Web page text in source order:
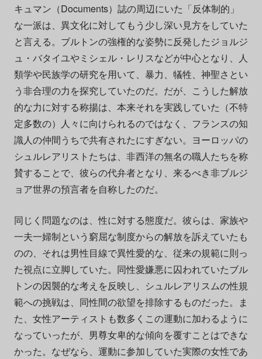
キュマン（Documents）誌の周辺にいた「反体制的」
な一派は、異文化に対してもう少し深い見方をしていた
と言える。ブルトンの強権的な姿勢に反発したジョルジ
ュ・バタイユやミシェル・レリスなどが中心となり、人
類学や民族学の研究を用いて、暴力、犠牲、神聖さとい
う非合理の力を探究していたのだ。だが、こうした解放
的な力に対する称揚は、本来それを実践していた（不特
定多数の）人々に向けられるのではなく、フランスの知
識人の仲間うちで共有されたにすぎない。ヨーロッパの
シュルレアリストたちは、非西洋の無名の職人たちを称
賛することで、彼らの代弁者となり、来るべき非ブルジ
ョア世界の預言者を自称したのだ。
同じく問題なのは、性に対する態度だ。彼らは、家族や
一夫一婦制という窮屈な制度からの解放を訴えていたも
のの、それは男性目線で異性愛的な、従来の規範に則っ
た視点に立脚していた。同性愛嫌悪に囚われていたブル
トンの因襲的な考えを反映し、シュルレアリスムの性規
範への挑戦は、同性間の欲望を排除するものだった。ま
た、女性アーティストも数多くこの運動に加わるように
なっていったが、男尊女卑的な傾向を覆すことはできな
かった。なぜなら、運動に参加していた実際の女性であ